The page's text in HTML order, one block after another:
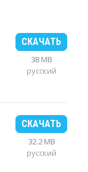
СКАЧАТЬ
38 MB
русский
СКАЧАТЬ
32.2 MB
русский